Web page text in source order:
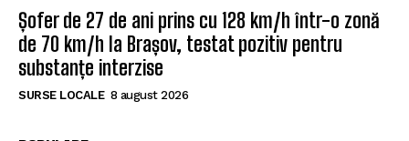
Șofer de 27 de ani prins cu 128 km/h într-o zonă
de 70 km/h la Brașov, testat pozitiv pentru
substanțe interzise
SURSE LOCALE 8 august 2026